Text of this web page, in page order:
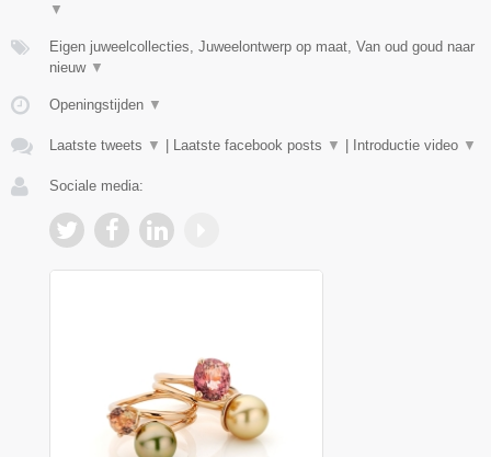
▼
Eigen juweelcollecties, Juweelontwerp op maat, Van oud goud naar
nieuw ▼
Openingstijden ▼
Laatste tweets ▼ Laatste facebook posts ▼ Introductie video ▼
Sociale media: